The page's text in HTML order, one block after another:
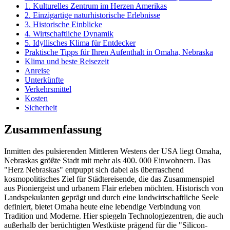
1. Kulturelles Zentrum im Herzen Amerikas
2. Einzigartige naturhistorische Erlebnisse
3. Historische Einblicke
4. Wirtschaftliche Dynamik
5. Idyllisches Klima für Entdecker
Praktische Tipps für Ihren Aufenthalt in Omaha, Nebraska
Klima und beste Reisezeit
Anreise
Unterkünfte
Verkehrsmittel
Kosten
Sicherheit
Zusammenfassung
Inmitten des pulsierenden Mittleren Westens der USA liegt Omaha,
Nebraskas größte Stadt mit mehr als 400. 000 Einwohnern. Das
"Herz Nebraskas" entpuppt sich dabei als überraschend
kosmopolitisches Ziel für Städtereisende, die das Zusammenspiel
aus Pioniergeist und urbanem Flair erleben möchten. Historisch von
Landspekulanten geprägt und durch eine landwirtschaftliche Seele
definiert, bietet Omaha heute eine lebendige Verbindung von
Tradition und Moderne. Hier spiegeln Technologiezentren, die auch
außerhalb der berüchtigten Westküste prägend für die "Silicon-